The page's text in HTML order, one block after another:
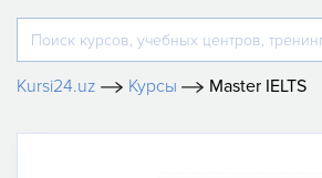
Kursi24.uz Курсы Master IELTS